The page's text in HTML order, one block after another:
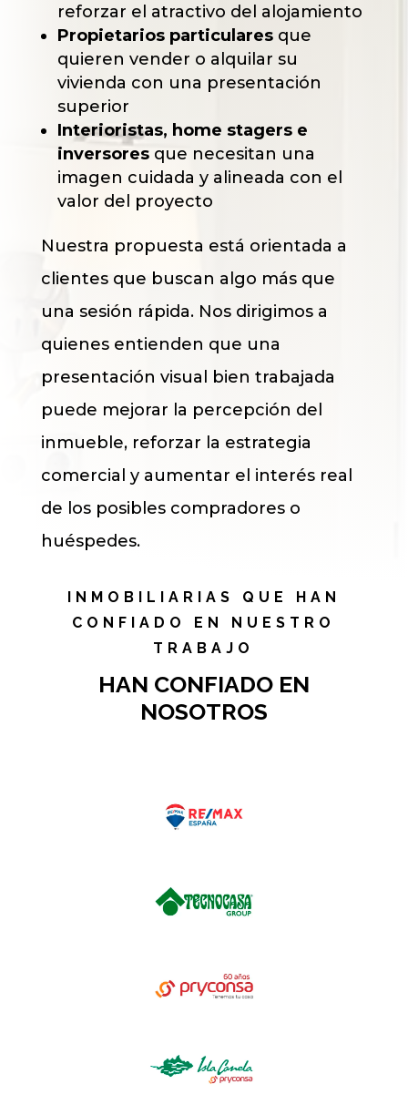
reforzar el atractivo del alojamiento
Propietarios particularesque
quieren vender o alquilar su
vivienda con una presentación
superior
Interioristas, home stagers e
inversoresque necesitan una
imagen cuidada y alineada con el
valor del proyecto
Nuestra propuesta está orientada a
clientes que buscan algo más que
una sesión rápida. Nos dirigimos a
quienes entienden que una
presentación visual bien trabajada
puede mejorar la percepción del
inmueble, reforzar la estrategia
comercial y aumentar el interés real
de los posibles compradores o
huéspedes.
INMOBILIARIAS QUE HAN
CONFIADO EN NUESTRO
TRABAJO
HAN CONFIADO EN
NOSOTROS